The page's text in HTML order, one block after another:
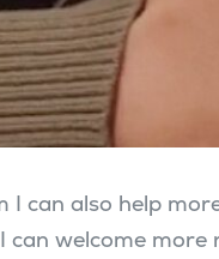
I can also help
can welcome